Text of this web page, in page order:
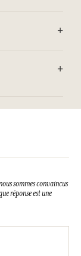
sommes convaincus
réponse est une